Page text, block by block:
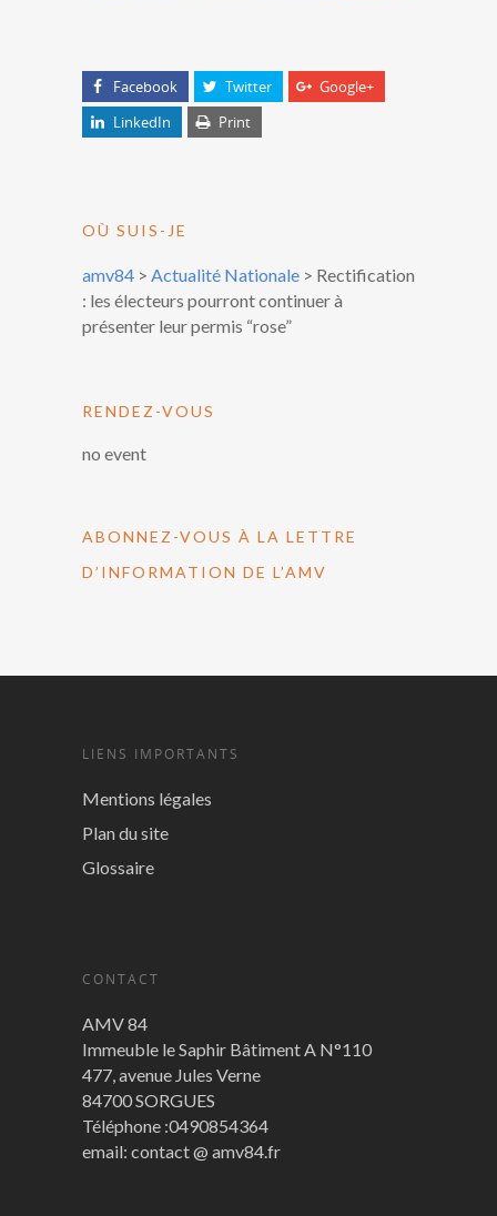
Facebook Twitter
Google+
LinkedIn
Print
OÙ SUIS-JE
amv84 > Actualité Nationale > Rectification
: les électeurs pourront continuer à
présenter leur permis “rose”
RENDEZ-VOUS
no event
ABONNEZ-VOUS À LA LETTRE
D’INFORMATION DE L’AMV
LIENS IMPORTANTS
Mentions légales
Plan du site
Glossaire
CONTACT
AMV 84
Immeuble le Saphir Bâtiment A N°110
477, avenue Jules Verne
84700 SORGUES
Téléphone :0490854364
email: contact @ amv84.fr